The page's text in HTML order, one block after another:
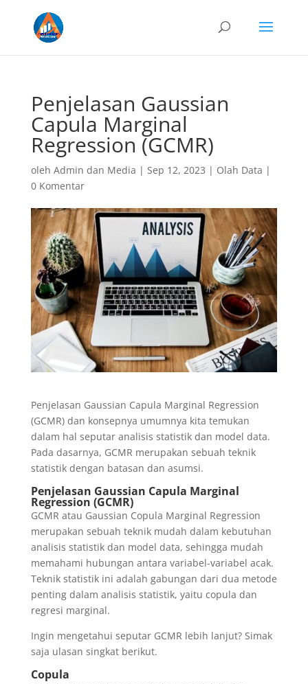
Penjelasan Gaussian
Capula Marginal
Regression (GCMR)
oleh Admin dan Media | Sep 12, 2023 | Olah Data |
0 Komentar
Penjelasan Gaussian Capula Marginal Regression
(GCMR) dan konsepnya umumnya kita temukan
dalam hal seputar analisis statistik dan model data.
Pada dasarnya, GCMR merupakan sebuah teknik
statistik dengan batasan dan asumsi.
Penjelasan Gaussian Capula Marginal
Regression (GCMR)
GCMR atau Gaussian Copula Marginal Regression
merupakan sebuah teknik mudah dalam kebutuhan
analisis statistik dan model data, sehingga mudah
memahami hubungan antara variabel-variabel acak.
Teknik statistik ini adalah gabungan dari dua metode
penting dalam analisis statistik, yaitu copula dan
regresi marginal.
Ingin mengetahui seputar GCMR lebih lanjut? Simak
saja ulasan singkat berikut.
Copula